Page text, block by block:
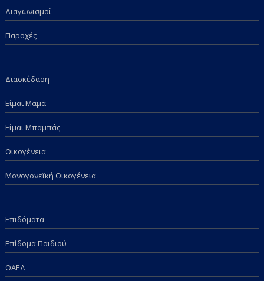
Διαγωνισμοί
Παροχές
Διασκέδαση
Είμαι Μαμά
Είμαι Μπαμπάς
Οικογένεια
Μονογονεϊκή Οικογένεια
Επιδόματα
Επίδομα Παιδιού
ΟΑΕΔ